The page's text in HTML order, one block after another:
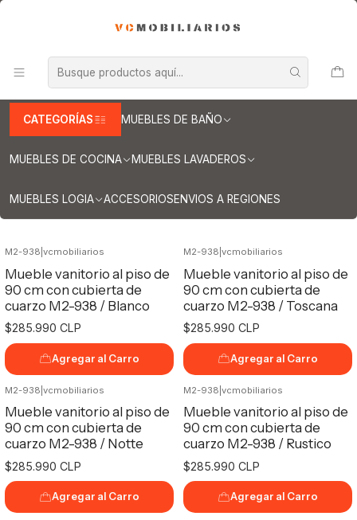
CATEGORÍAS MUEBLES DE BAÑO
MUEBLES DE COCINA MUEBLES LAVADEROS
MUEBLES LOGIA ACCESORIOSENVIOS A REGIONES
Muebles vanitorios al piso simple de cuarzo
Muebles vanitorios al piso simple de cuarzo / 90 cm
Muebles vanitorios al piso simple de
cuarzo / 90 cm
M2-938 vcmobiliarios
Mueble vanitorio al piso de
90 cm con cubierta de
cuarzo M2-938 / Blanco
$285.990 CLP
Agregar al Carro
M2-938 vcmobiliarios
Mueble vanitorio al piso de
90 cm con cubierta de
cuarzo M2-938 / Toscana
$285.990 CLP
Agregar al Carro
M2-938 vcmobiliarios
Mueble vanitorio al piso de
90 cm con cubierta de
cuarzo M2-938 / Notte
$285.990 CLP
Agregar al Carro
M2-938 vcmobiliarios
Mueble vanitorio al piso de
90 cm con cubierta de
cuarzo M2-938 / Rustico
$285.990 CLP
Agregar al Carro